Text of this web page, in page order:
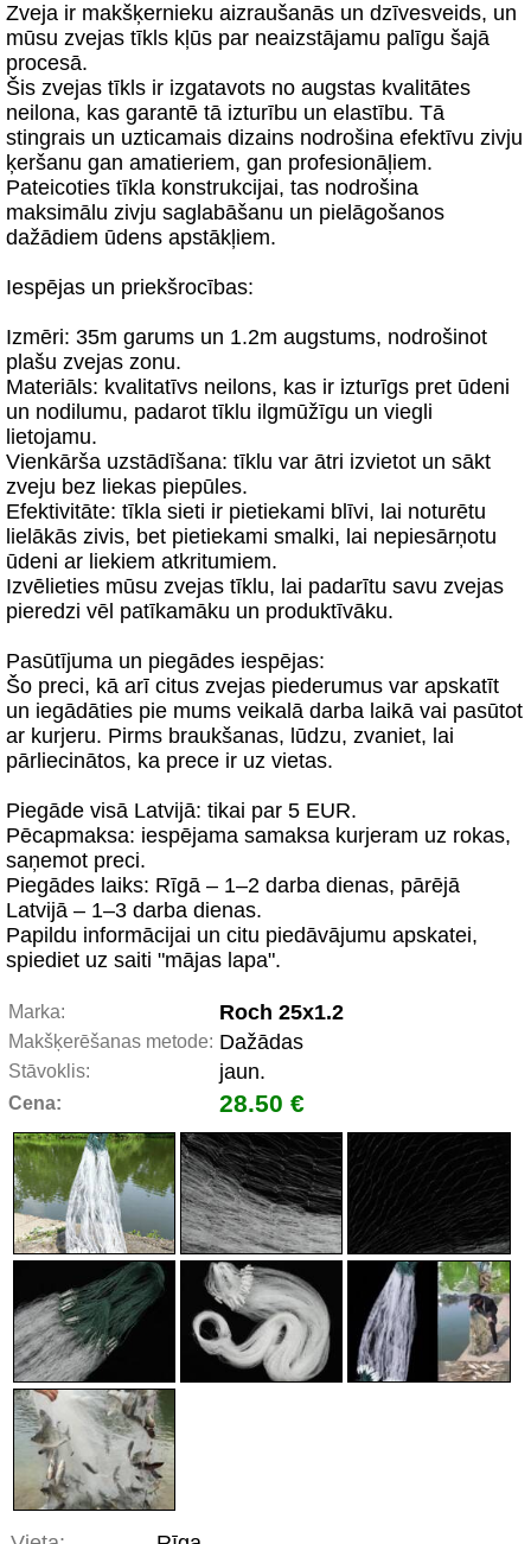
Zveja ir makšķernieku aizraušanās un dzīvesveids, un
mūsu zvejas tīkls kļūs par neaizstājamu palīgu šajā
procesā.
Šis zvejas tīkls ir izgatavots no augstas kvalitātes
neilona, kas garantē tā izturību un elastību. Tā
stingrais un uzticamais dizains nodrošina efektīvu zivju
ķeršanu gan amatieriem, gan profesionāļiem.
Pateicoties tīkla konstrukcijai, tas nodrošina
maksimālu zivju saglabāšanu un pielāgošanos
dažādiem ūdens apstākļiem.
Iespējas un priekšrocības:
Izmēri: 35m garums un 1.2m augstums, nodrošinot
plašu zvejas zonu.
Materiāls: kvalitatīvs neilons, kas ir izturīgs pret ūdeni
un nodilumu, padarot tīklu ilgmūžīgu un viegli
lietojamu.
Vienkārša uzstādīšana: tīklu var ātri izvietot un sākt
zveju bez liekas piepūles.
Efektivitāte: tīkla sieti ir pietiekami blīvi, lai noturētu
lielākās zivis, bet pietiekami smalki, lai nepiesārņotu
ūdeni ar liekiem atkritumiem.
Izvēlieties mūsu zvejas tīklu, lai padarītu savu zvejas
pieredzi vēl patīkamāku un produktīvāku.
Pasūtījuma un piegādes iespējas:
Šo preci, kā arī citus zvejas piederumus var apskatīt
un iegādāties pie mums veikalā darba laikā vai pasūtot
ar kurjeru. Pirms braukšanas, lūdzu, zvaniet, lai
pārliecinātos, ka prece ir uz vietas.
Piegāde visā Latvijā: tikai par 5 EUR.
Pēcapmaksa: iespējama samaksa kurjeram uz rokas,
saņemot preci.
Piegādes laiks: Rīgā – 1–2 darba dienas, pārējā
Latvijā – 1–3 darba dienas.
Papildu informācijai un citu piedāvājumu apskatei,
spiediet uz saiti "mājas lapa".
Marka: Roch 25x1.2
Makšķerēšanas metode: Dažādas
Stāvoklis: jaun.
Cena: 28.50 €